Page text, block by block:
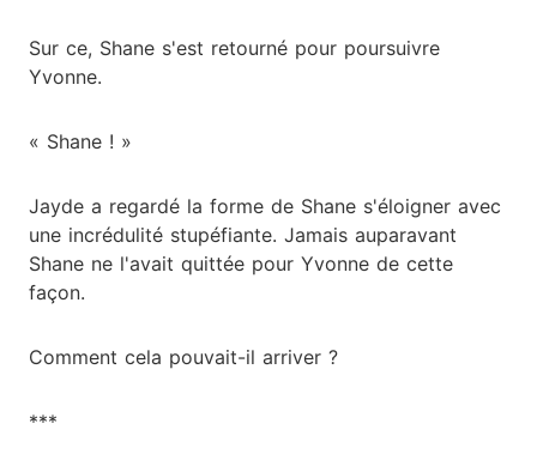
Sur ce, Shane s'est retourné pour poursuivre
Yvonne.
« Shane ! »
Jayde a regardé la forme de Shane s'éloigner avec
une incrédulité stupéfiante. Jamais auparavant
Shane ne l'avait quittée pour Yvonne de cette
façon.
Comment cela pouvait-il arriver ?
***